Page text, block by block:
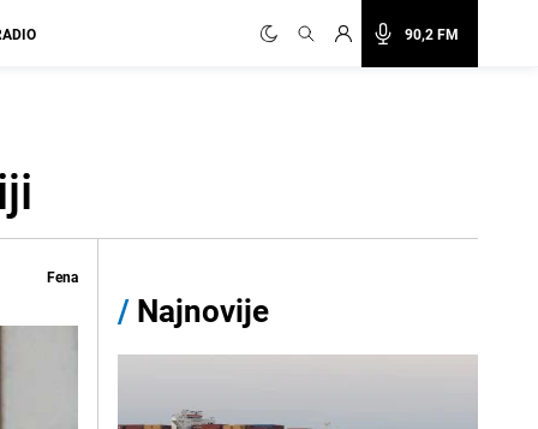
90,2 FM
Fena
/ Najnovije